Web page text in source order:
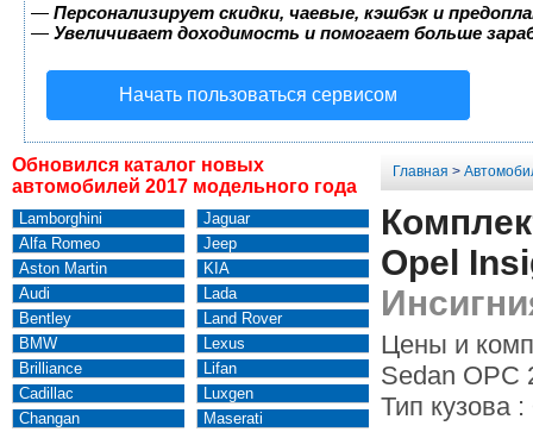
— Персонализирует скидки, чаевые, кэшбэк и
— Увеличивает доходимость и помогает больше
Начать пользоваться сервисом
Обновился каталог новых
автомобилей 2017 модельного года
Lamborghini
Alfa Romeo
Aston Martin
Audi
Bentley
BMW
Brilliance
Cadillac
Changan
Jaguar
Jeep
KIA
Lada
Land Rover
Lexus
Lifan
Luxgen
Maserati
Главная >
Opel
Цены и
Sedan OPC
Тип кузова :